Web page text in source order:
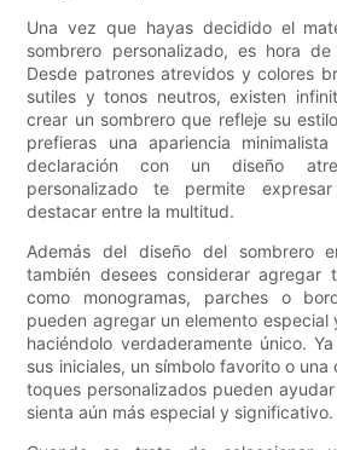
Una vez que hayas decidido el
sombrero personalizado, es hora
Desde patrones atrevidos y colores
sutiles y tonos neutros, existen
crear un sombrero que refleje su
prefieras una apariencia
declaración con un diseño
personalizado te permite
destacar entre la multitud.
Además del diseño del sombrero
también desees considerar agregar
como monogramas, parches o
pueden agregar un elemento especial
haciéndolo verdaderamente único.
sus iniciales, un símbolo favorito o
toques personalizados pueden
sienta aún más especial y significativo.